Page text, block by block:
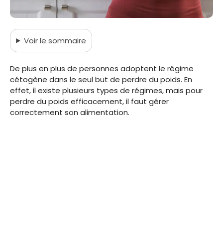
Voirle sommaire
De plus en plus de personnes adoptent le régime
cétogène dans le seul but de perdre du poids. En
effet, il existe plusieurs types de régimes, mais pour
perdre du poids efficacement, il faut gérer
correctement son alimentation.